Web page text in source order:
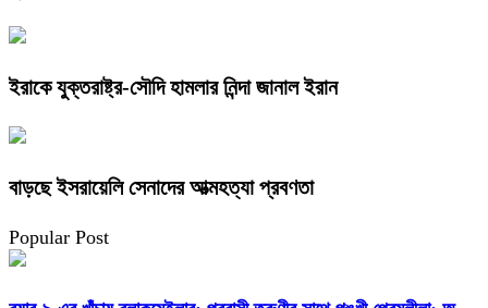
ইরাকে যুক্তরাষ্ট্র-সৌদি হামলার নিন্দা জানাল ইরান
বাড়ছে ইসরায়েলি সেনাদের আত্মহত্যা প্রবণতা
Popular Post